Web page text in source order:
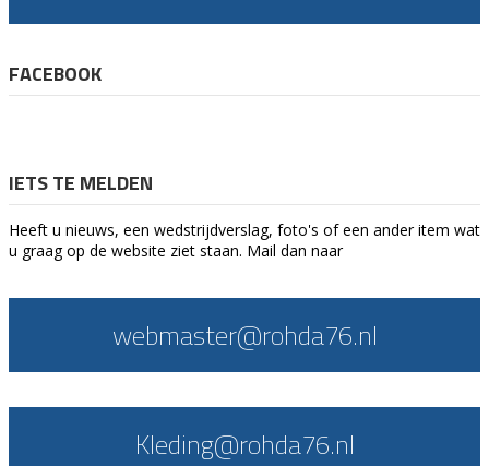
FACEBOOK
IETS TE MELDEN
Heeft u nieuws, een wedstrijdverslag, foto's of een ander item wat
u graag op de website ziet staan. Mail dan naar
webmaster@rohda76.nl
Kleding@rohda76.nl